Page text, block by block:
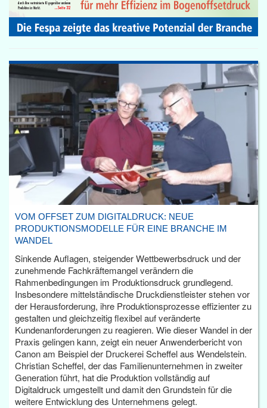
VOM OFFSET ZUM DIGITALDRUCK: NEUE
PRODUKTIONSMODELLE FÜR EINE BRANCHE IM
WANDEL
Sinkende Auflagen, steigender Wettbewerbsdruck und der
zunehmende Fachkräftemangel verändern die
Rahmenbedingungen im Produktionsdruck grundlegend.
Insbesondere mittelständische Druckdienstleister stehen vor
der Herausforderung, ihre Produktionsprozesse effizienter zu
gestalten und gleichzeitig flexibel auf veränderte
Kundenanforderungen zu reagieren. Wie dieser Wandel in der
Praxis gelingen kann, zeigt ein neuer Anwenderbericht von
Canon am Beispiel der Druckerei Scheffel aus Wendelstein.
Christian Scheffel, der das Familienunternehmen in zweiter
Generation führt, hat die Produktion vollständig auf
Digitaldruck umgestellt und damit den Grundstein für die
weitere Entwicklung des Unternehmens gelegt.